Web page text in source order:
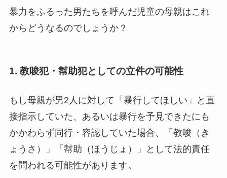
暴力をふるった男たちを呼んだ児童の母親はこれ
からどうなるのでしょうか？
1. 教唆犯・幇助犯としての立件の可能性
もし母親が男2人に対して「暴行してほしい」と直
接指示していた、あるいは暴行を予見できたにも
かかわらず同行・容認していた場合、「教唆（き
ょうさ）」「幇助（ほうじょ）」として法的責任
を問われる可能性があります。